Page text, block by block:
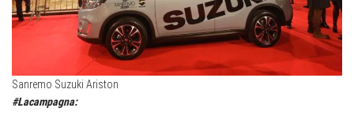
Sanremo Suzuki Ariston
#Lacampagna: